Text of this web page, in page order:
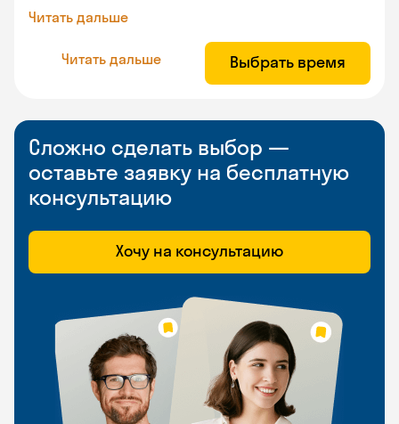
Читать дальше
Читать дальше Выбрать время
Сложно сделать выбор —
оставьте заявку на бесплатную
консультацию
Хочу на консультацию